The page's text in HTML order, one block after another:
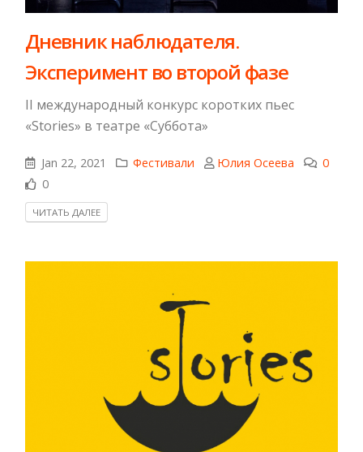
Дневник наблюдателя.
Эксперимент во второй фазе
II международный конкурс коротких пьес
«Stories» в театре «Суббота»
Jan 22, 2021 Фестивали Юлия Осеева
0
0
ЧИТАТЬ ДАЛЕЕ